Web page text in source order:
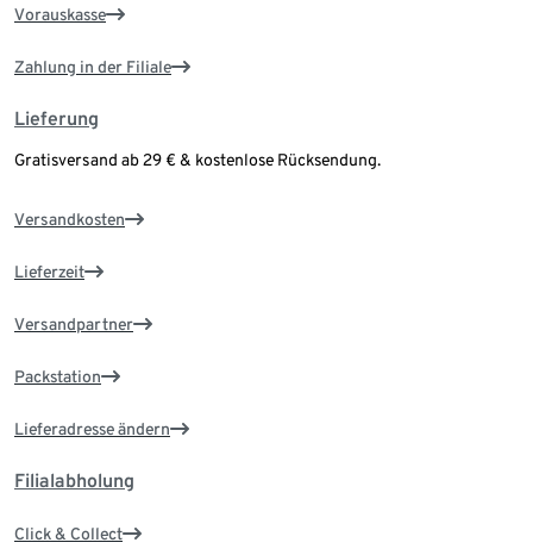
Vorauskasse
Zahlung in der Filiale
Lieferung
Gratisversand ab 29 € & kostenlose Rücksendung.
Versandkosten
Lieferzeit
Versandpartner
Packstation
Lieferadresse ändern
Filialabholung
Click & Collect